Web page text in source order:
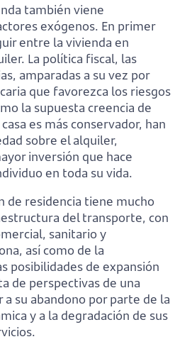
también viene
exógenos. En primer
entre la vivienda en
La política fiscal, las
amparadas a su vez por
que favorezca los riesgos
la supuesta creencia de
es más conservador, han
sobre el alquiler,
inversión que hace
en toda su vida.
de residencia tiene mucho
del transporte, con
sanitario y
así como de la
posibilidades de expansión
de perspectivas de una
su abandono por parte de la
y a la degradación de sus